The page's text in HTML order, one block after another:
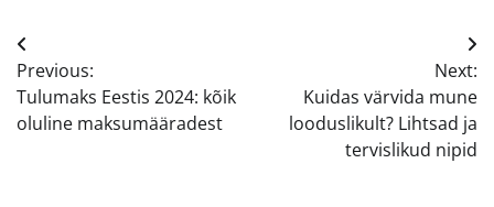
Navigeerimine
Previous:
Tulumaks Eestis 2024: kõik
oluline maksumääradest
Next:
Kuidas värvida mune
looduslikult? Lihtsad ja
tervislikud nipid